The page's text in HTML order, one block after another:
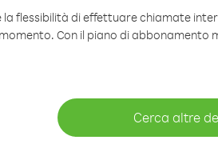
flessibilità di effettuare chiamate
Con il piano di
Cerca altre